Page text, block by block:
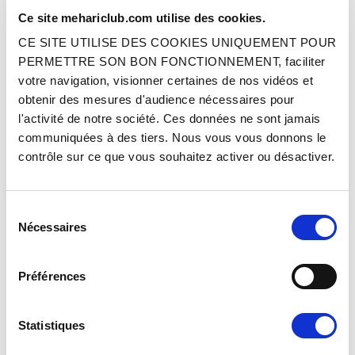
Ce site mehariclub.com utilise des cookies.
CE SITE UTILISE DES COOKIES UNIQUEMENT POUR
PERMETTRE SON BON FONCTIONNEMENT, faciliter
votre navigation, visionner certaines de nos vidéos et
obtenir des mesures d'audience nécessaires pour
l'activité de notre société. Ces données ne sont jamais
communiquées à des tiers. Nous vous vous donnons le
contrôle sur ce que vous souhaitez activer ou désactiver.
Nécessaires
Préférences
Statistiques
Réf. : 33042212
DERNIERS ARTICLES EN STOCK
Prix 295.00 €
AJOUTER AU PANIER
Réf. : 33042223
DERNIERS ARTICLES EN STOCK
Prix 295.00 €
AJOUTER AU PANIER